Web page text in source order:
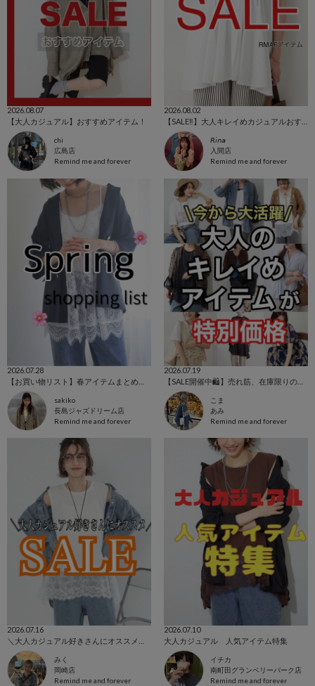
2026.08.07
【大人カジュアル】おすすめアイテム！
chi
広島店
Remind me and forever
2026.08.02
𝘙𝘪𝘯𝘢
入間店
Remind me and forever
2026.07.28
sakiko
長島ジャズドリーム店
Remind me and forever
2026.07.19
【SALE開催中🛍️】売れ筋、在庫限りの特価中‼️
こま
あみ
Remind me and forever
2026.07.16
みく
岡崎店
Remind me and forever
2026.07.10
大人カジュアル 人気アイテム特集
イチカ
南町田グランベリーパーク店
Remind me and forever